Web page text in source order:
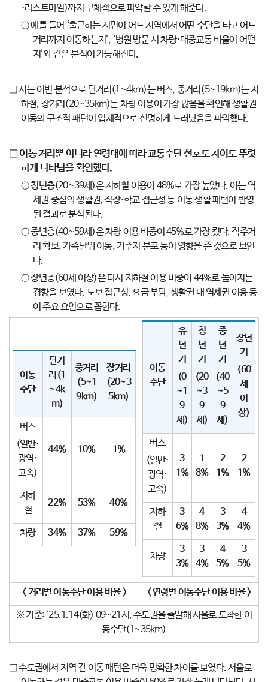
·라스트마일)까지 구체적으로 파악할 수 있게 해준다.
○ 예를 들어 ‘출근하는 시민이 어느 지역에서 어떤 수단을 타고 어느
거리까지 이동하는지’, ‘병원 방문 시 차량·대중교통 비율이 어떤
지’와 같은 분석이 가능해진다.
□ 시는 이번 분석으로 단거리(1~4km)는 버스, 중거리(5~19km)는 지
하철, 장거리(20~35km)는 차량 이용이 가장 많음을 확인해 생활권
이동의 구조적 패턴이 입체적으로 선명하게 드러났음을 파악했다.
□ 이동 거리뿐 아니라 연령대에 따라 교통수단 선호도 차이도 뚜렷
하게 나타남을 확인했다.
○ 청년층(20~39세)은 지하철 이용이 48%로 가장 높았다. 이는 역
세권 중심의 생활권, 직장·학교 접근성 등 이동 생활 패턴이 반영
된 결과로 분석된다.
○ 중년층(40~59세)은 차량 이용 비중이 45%로 가장 컸다. 직주거
리 확보, 가족단위 이동, 거주지 분포 등이 영향을 준 것으로 보인
다.
○ 장년층(60세 이상)은 다시 지하철 이용 비중이 44%로 높아지는
경향을 보였다. 도보 접근성, 요금 부담, 생활권 내 역세권 이용 등
이 주요 요인으로 꼽힌다.
이동
수단
단거
리(1
~4k
m)
중거리
(5~1
9km)
장거리
(20~3
5km)
버스
(일반·
광역·
고속)
44% 10% 1%
지하
철
22% 53% 40%
차량 34% 37% 59%
이동
수단
유
년
기
(0
~1
9
세)
청
년
기
(20
~3
9
세)
중
년
기
(40
~5
9
세)
장년
기
(60
세
이
상)
버스
(일반·
광역·
고속)
3
1%
1
8%
2
1%
2
1%
지하
철
3
6%
4
8%
3
3%
4
4%
차량
3
3%
3
4%
4
5%
3
5%
<거리별 이동수단 이용 비율> <연령별 이동수단 이용 비율>
※ 기준: ’25.1.14(화) 09~21시, 수도권을 출발해 서울로 도착한 이
동수단(1~35km)
□ 수도권에서 지역 간 이동 패턴은 더욱 명확한 차이를 보였다. 서울로